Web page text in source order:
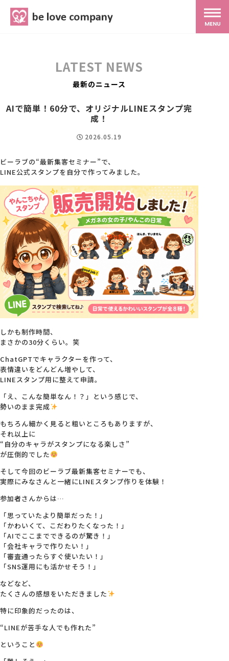
MENU
スタッフ紹介
最新ブログ
会社概要
アクセス
採用情報
LATEST NEWS
最新のニュース
AIで簡単！60分で、オリジナルLINEスタンプ完
成！
2026.05.19
ビーラブの“最新集客セミナー”で、
LINE公式スタンプを自分で作ってみました。
しかも制作時間、
まさかの30分くらい。笑
ChatGPTでキャラクターを作って、
表情違いをどんどん増やして、
LINEスタンプ用に整えて申請。
「え、こんな簡単なん！？」という感じで、
勢いのまま完成
もちろん細かく見ると粗いところもありますが、
それ以上に
“自分のキャラがスタンプになる楽しさ”
が圧倒的でした
そして今回のビーラブ最新集客セミナーでも、
実際にみなさんと一緒にLINEスタンプ作りを体験！
参加者さんからは…
「思っていたより簡単だった！」
「かわいくて、こだわりたくなった！」
「AIでここまでできるのが驚き！」
「会社キャラで作りたい！」
「審査通ったらすぐ使いたい！」
「SNS運用にも活かせそう！」
などなど、
たくさんの感想をいただきました
特に印象的だったのは、
“LINEが苦手な人でも作れた”
ということ